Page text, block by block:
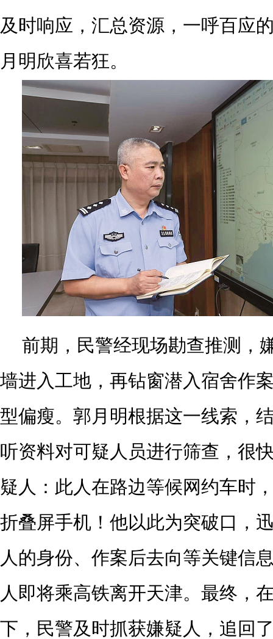
及时响应，汇总资源，一呼百应
月明欣喜若狂。
前期，民警经现场勘查推测，
墙进入工地，再钻窗潜入宿舍作
型偏瘦。郭月明根据这一线索，
听资料对可疑人员进行筛查，很
疑人：此人在路边等候网约车时
折叠屏手机！他以此为突破口，
人的身份、作案后去向等关键信
人即将乘高铁离开天津。最终，
下，民警及时抓获嫌疑人，追回